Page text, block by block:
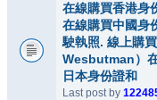
在線購買香港身
在線購買中國身
駛執照. 線上購
Wesbutman）
日本身份證和
Last post by